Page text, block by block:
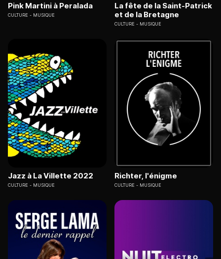
Pink Martini à Peralada
CULTURE MUSIQUE
La fête de la Saint-Patrick
et de la Bretagne
CULTURE MUSIQUE
Jazz à La Villette 2022
CULTURE MUSIQUE
Richter, l'énigme
CULTURE MUSIQUE